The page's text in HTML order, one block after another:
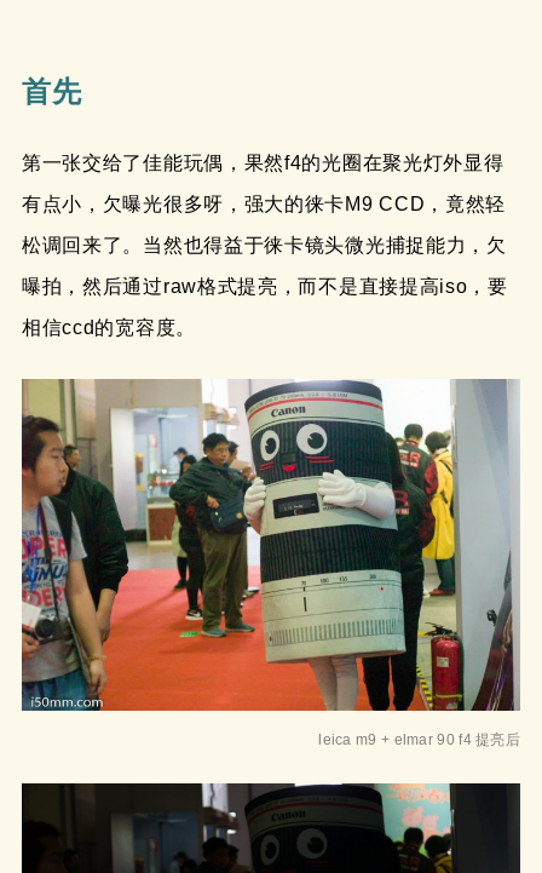
首先
第一张交给了佳能玩偶，果然f4的光圈在聚光灯外显得
有点小，欠曝光很多呀，强大的徕卡M9 CCD，竟然轻
松调回来了。当然也得益于徕卡镜头微光捕捉能力，欠
曝拍，然后通过raw格式提亮，而不是直接提高iso，要
相信ccd的宽容度。
leica m9 + elmar 90 f4 提亮后